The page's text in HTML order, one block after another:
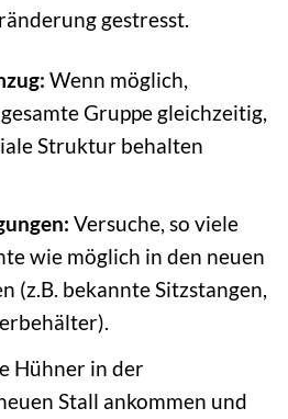
gestresst.
Wenn möglich,
Gruppe gleichzeitig,
Struktur behalten
Versuche, so viele
wie möglich in den neuen
(z.B. bekannte Sitzstangen,
Hühner in der
Stall ankommen und